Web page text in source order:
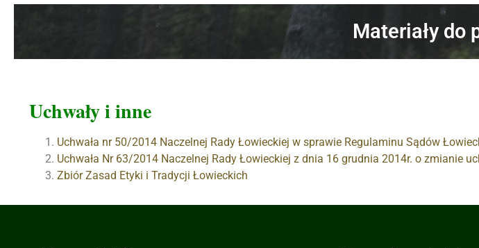
Materiały do
Uchwały i inne
Uchwała nr 50/2014 Naczelnej Rady Łowieckiej w sprawie Regulaminu Sądów
Uchwała Nr 63/2014 Naczelnej Rady Łowieckiej z dnia 16 grudnia 2014r. o zmianie
Zbiór Zasad Etyki i Tradycji Łowieckich